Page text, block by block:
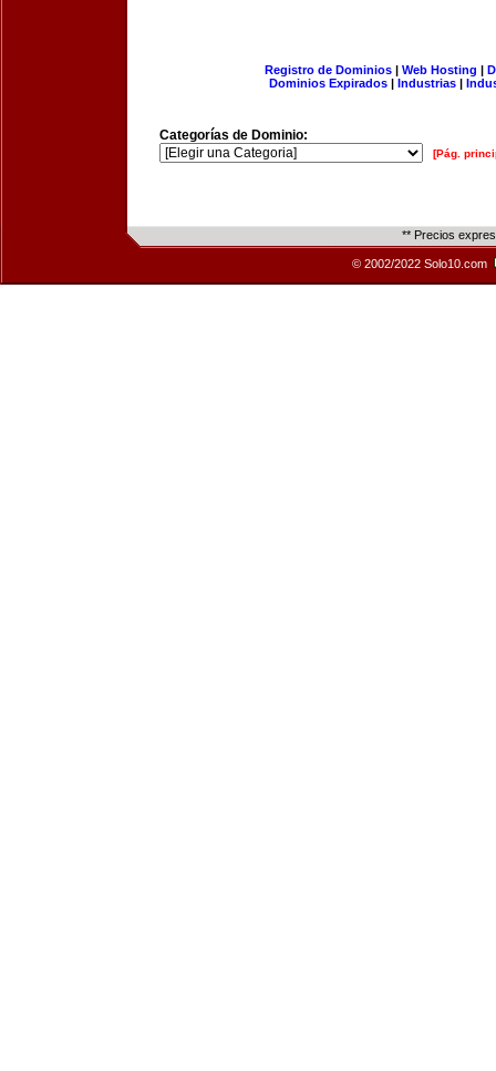
Registro de Dominios| Web Hosting |
Dominios Expirados | Industrias |
Categorías de Dominio:
[Pág.
** Precios
© 2002/2022 Solo10.com